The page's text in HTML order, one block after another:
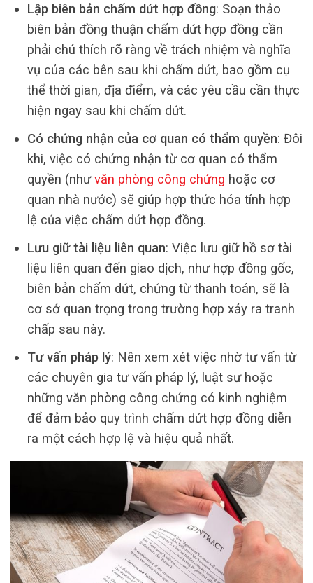
Lập biên bản chấm dứt hợp đồng: Soạn thảo
biên bản đồng thuận chấm dứt hợp đồng cần
phải chú thích rõ ràng về trách nhiệm và nghĩa
vụ của các bên sau khi chấm dứt, bao gồm cụ
thể thời gian, địa điểm, và các yêu cầu cần thực
hiện ngay sau khi chấm dứt.
Có chứng nhận của cơ quan có thẩm quyền: Đôi
khi, việc có chứng nhận từ cơ quan có thẩm
quyền (nhưvăn phòng công chứng hoặc cơ
quan nhà nước) sẽ giúp hợp thức hóa tính hợp
lệ của việc chấm dứt hợp đồng.
Lưu giữ tài liệu liên quan: Việc lưu giữ hồ sơ tài
liệu liên quan đến giao dịch, như hợp đồng gốc,
biên bản chấm dứt, chứng từ thanh toán, sẽ là
cơ sở quan trọng trong trường hợp xảy ra tranh
chấp sau này.
Tư vấn pháp lý: Nên xem xét việc nhờ tư vấn từ
các chuyên gia tư vấn pháp lý, luật sư hoặc
những văn phòng công chứng có kinh nghiệm
để đảm bảo quy trình chấm dứt hợp đồng diễn
ra một cách hợp lệ và hiệu quả nhất.